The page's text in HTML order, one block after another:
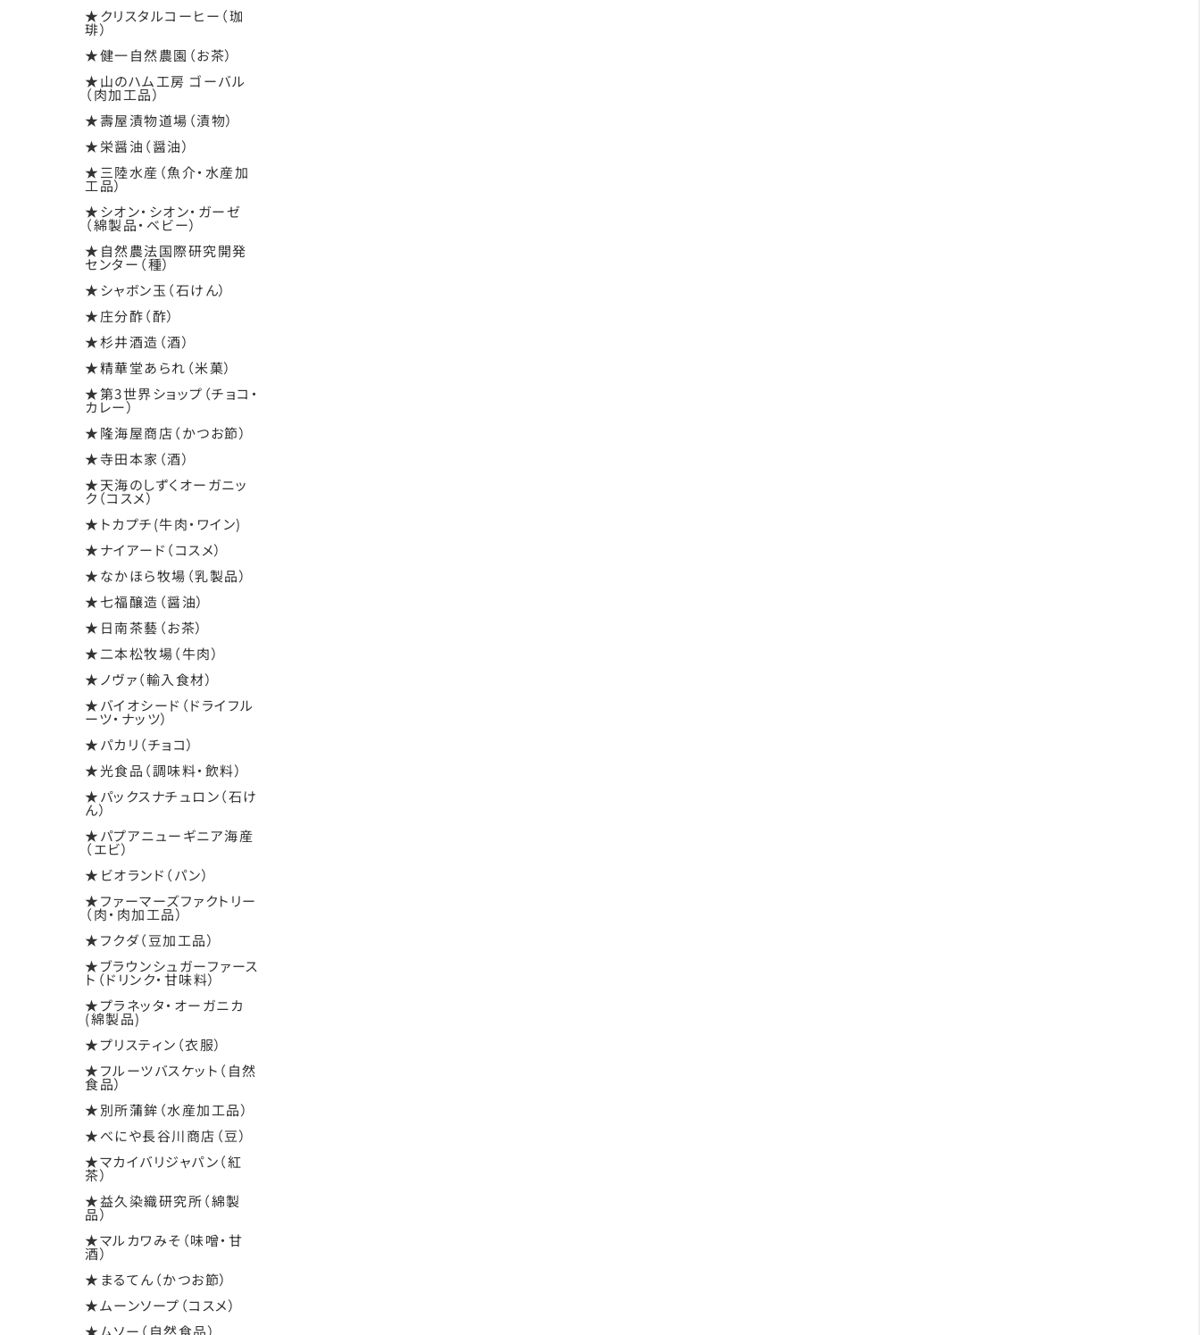
★クリスタルコーヒー（珈
琲）
★健一自然農園（お茶）
★山のハム工房 ゴーバル
（肉加工品）
★壽屋漬物道場（漬物）
★栄醤油（醤油）
★三陸水産（魚介・水産加
工品）
★シオン・シオン・ガーゼ
（綿製品・ベビー）
★自然農法国際研究開発
センター（種）
★シャボン玉（石けん）
★庄分酢（酢）
★杉井酒造（酒）
★精華堂あられ（米菓）
★第3世界ショップ（チョコ・
カレー）
★隆海屋商店（かつお節）
★寺田本家（酒）
★天海のしずくオーガニッ
ク（コスメ）
★トカプチ(牛肉・ワイン)
★ナイアード（コスメ）
★なかほら牧場（乳製品）
★七福醸造（醤油）
★日南茶藝（お茶）
★二本松牧場（牛肉）
★ノヴァ（輸入食材）
★バイオシード（ドライフル
ーツ・ナッツ）
★パカリ（チョコ）
★光食品（調味料・飲料）
★パックスナチュロン（石け
ん）
★パプアニューギニア海産
（エビ）
★ビオランド（パン）
★ファーマーズファクトリー
（肉・肉加工品）
★フクダ（豆加工品）
★ブラウンシュガーファース
ト（ドリンク・甘味料）
★プラネッタ・オーガニカ
(綿製品)
★プリスティン（衣服）
★フルーツバスケット（自然
食品）
★別所蒲鉾（水産加工品）
★べにや長谷川商店（豆）
★マカイバリジャパン（紅
茶）
★益久染織研究所（綿製
品）
★マルカワみそ（味噌・甘
酒）
★まるてん（かつお節）
★ムーンソープ（コスメ）
★ムソー（自然食品）